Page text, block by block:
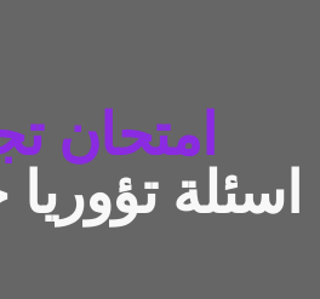
امتحان
اسئلة